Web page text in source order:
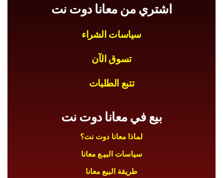
اشتري من معانا دوت نت
سياسات الشراء
تسوق الآن
تتبع الطلبات
بيع في معانا دوت نت
لماذا معانا دوت نت؟
سياسات البيـع معانا
طريقة البيع معانا